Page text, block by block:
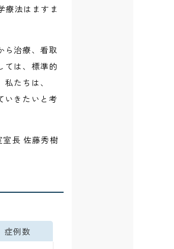
療法はますま
ら治療、看取
ては、標準的
たちは、
いきたいと考
室長 佐藤秀樹
症例数